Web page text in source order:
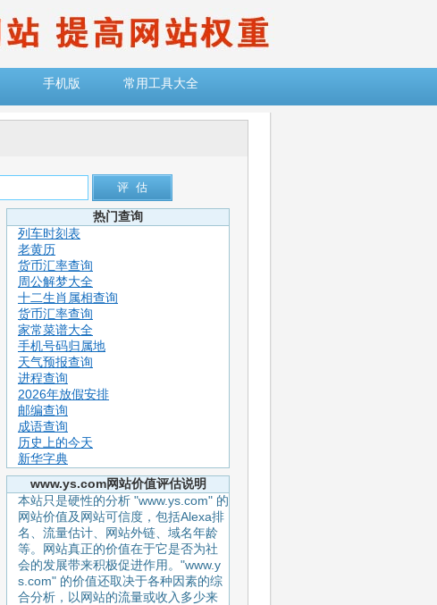
手机版 常用工具大全
热门查询
列车时刻表
老黄历
货币汇率查询
周公解梦大全
十二生肖属相查询
货币汇率查询
家常菜谱大全
手机号码归属地
天气预报查询
进程查询
2026年放假安排
邮编查询
成语查询
历史上的今天
新华字典
www.ys.com网站价值评估说明
本站只是硬性的分析 "www.ys.com" 的
网站价值及网站可信度，包括Alexa排
名、流量估计、网站外链、域名年龄
等。网站真正的价值在于它是否为社
会的发展带来积极促进作用。"www.y
s.com" 的价值还取决于各种因素的综
合分析，以网站的流量或收入多少来